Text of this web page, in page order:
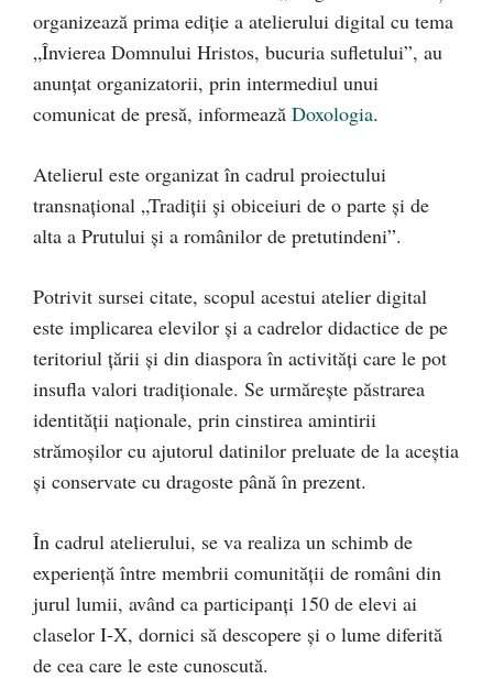
organizează prima ediție a atelierului digital cu tema
„Învierea Domnului Hristos, bucuria sufletului”, au
anunțat organizatorii, prin intermediul unui
comunicat de presă, informează Doxologia.
Atelierul este organizat în cadrul proiectului
transnațional „Tradiții și obiceiuri de o parte și de
alta a Prutului și a românilor de pretutindeni”.
Potrivit sursei citate, scopul acestui atelier digital
este implicarea elevilor și a cadrelor didactice de pe
teritoriul țării și din diaspora în activități care le pot
insufla valori tradiționale. Se urmărește păstrarea
identității naționale, prin cinstirea amintirii
strămoșilor cu ajutorul datinilor preluate de la aceștia
și conservate cu dragoste până în prezent.
În cadrul atelierului, se va realiza un schimb de
experiență între membrii comunității de români din
jurul lumii, având ca participanți 150 de elevi ai
claselor I-X, dornici să descopere și o lume diferită
de cea care le este cunoscută.